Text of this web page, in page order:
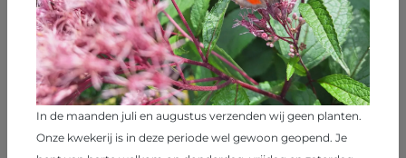
Halfschaduw1234 producten
Abelia grandiflora 'Sherwood'
In de maanden juli en augustus verzenden wij geen planten.
Onze kwekerij is in deze periode wel gewoon geopend. Je